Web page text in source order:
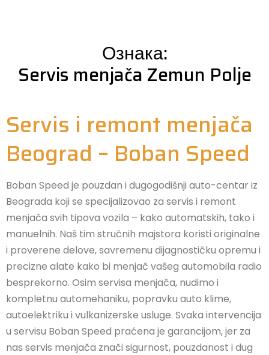
Ознака:
Servis menjača Zemun Polje
Servis i remont menjača
Beograd – Boban Speed
Boban Speed je pouzdan i dugogodišnji auto-centar iz
Beograda koji se specijalizovao za servis i remont
menjača svih tipova vozila – kako automatskih, tako i
manuelnih. Naš tim stručnih majstora koristi originalne
i proverene delove, savremenu dijagnostičku opremu i
precizne alate kako bi menjač vašeg automobila radio
besprekorno. Osim servisa menjača, nudimo i
kompletnu automehaniku, popravku auto klime,
autoelektriku i vulkanizerske usluge. Svaka intervencija
u servisu Boban Speed praćena je garancijom, jer za
nas servis menjača znači sigurnost, pouzdanost i dug